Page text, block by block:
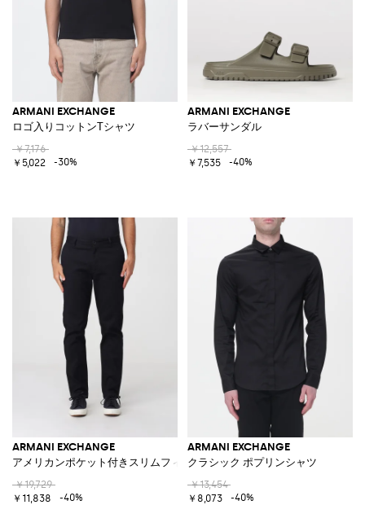
ARMANI EXCHANGE
ロゴ入りコットンTシャツ
￥7,176
￥5,022
-30%
ARMANI EXCHANGE
ラバーサンダル
￥12,557
￥7,535
-40%
ARMANI EXCHANGE
アメリカンポケット付きスリムフィット ストレッチコットン チノパンツ
￥19,729
￥11,838
-40%
ARMANI EXCHANGE
クラシック ポプリンシャツ
￥13,454
￥8,073
-40%